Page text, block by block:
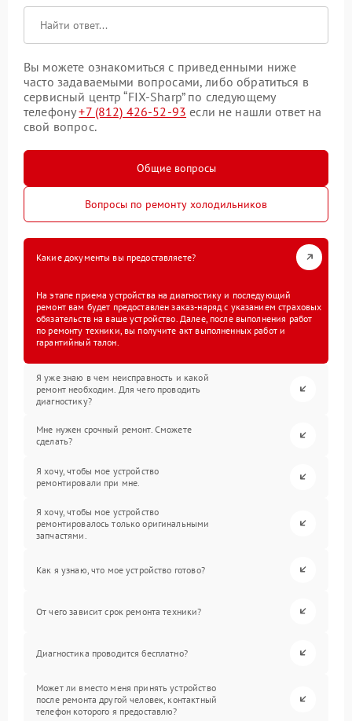
Вы можете ознакомиться с приведенными ниже
часто задаваемыми вопросами, либо обратиться в
сервисный центр “FIX-Sharp” по следующему
телефону+7 (812) 426-52-93 если не нашли ответ на
свой вопрос.
Общие вопросы
Вопросы по ремонту холодильников
Какие документы вы предоставляете?
На этапе приема устройства на диагностику и последующий
ремонт вам будет предоставлен заказ-наряд с указанием страховых
обязательств на ваше устройство. Далее, после выполнения работ
по ремонту техники, вы получите акт выполненных работ и
гарантийный талон.
Я уже знаю в чем неисправность и какой
ремонт необходим. Для чего проводить
диагностику?
Мне нужен срочный ремонт. Сможете
сделать?
Я хочу, чтобы мое устройство
ремонтировали при мне.
Я хочу, чтобы мое устройство
ремонтировалось только оригинальными
запчастями.
Как я узнаю, что мое устройство готово?
От чего зависит срок ремонта техники?
Диагностика проводится бесплатно?
Может ли вместо меня принять устройство
после ремонта другой человек, контактный
телефон которого я предоставлю?